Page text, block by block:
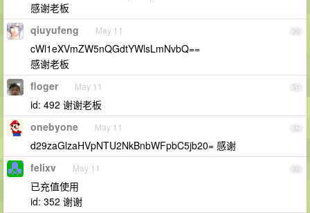
感谢老板
30
qiuyufeng May 11
cWl1eXVmZW5nQGdtYWlsLmNvbQ==
感谢老板
31
floger May 11
id: 492 谢谢老板
32
onebyone May 11
d29zaGlzaHVpNTU2NkBnbWFpbC5jb20= 感谢
33
felixv May 11
已充值使用
id: 352 谢谢